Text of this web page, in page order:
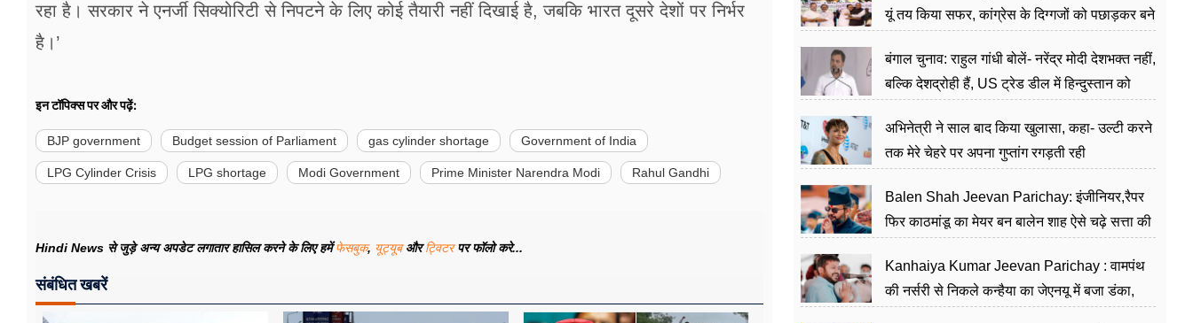
रहा है। सरकार ने एनर्जी सिक्योरिटी से निपटने के लिए कोई तैयारी नहीं दिखाई है, जबकि भारत दूसरे देशों पर निर्भर
है।’
इन टॉपिक्स पर और पढ़ें:
BJP government Budget session of Parliament gas cylinder shortage Government of India
LPG Cylinder Crisis LPG shortage Modi Government Prime Minister Narendra Modi Rahul Gandhi
Hindi News से जुड़े अन्य अपडेट लगातार हासिल करने के लिए हमेंफेसबुक, यूट्यूबऔरट्विटरपर फॉलो करे...
संबंधित खबरें
यूं तय किया सफर, कांग्रेस के दिग्गजों को पछाड़कर बने
बंगाल चुनाव: राहुल गांधी बोलें- नरेंद्र मोदी देशभक्त नहीं,
बल्कि देशद्रोही हैं, US ट्रेड डील में हिन्दुस्तान को
अभिनेत्री ने साल बाद किया खुलासा, कहा- उल्टी करने
तक मेरे चेहरे पर अपना गुप्तांग रगड़ती रही
Balen Shah Jeevan Parichay: इंजीनियर,रैपर
फिर काठमांडू का मेयर बन बालेन शाह ऐसे चढ़े सत्ता की
Kanhaiya Kumar Jeevan Parichay : वामपंथ
की नर्सरी से निकले कन्हैया का जेएनयू में बजा डंका,